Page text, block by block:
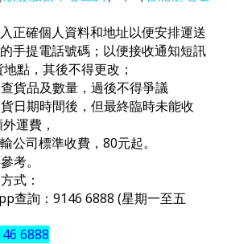
正確個人資料和地址以便安排運送
手提電話號碼；以便接收通知短訊
點，其後不得更改；
貨品及數量，過後不得爭議
日期時間後，但最終臨時未能收
運費，
司標準收費，80元起。
考。
式：
詢：9146 6888 (星期一至五
6888